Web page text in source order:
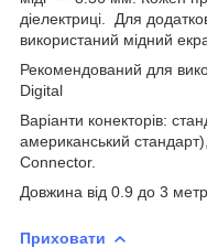
діелектриці. Для
використаний мідний
Рекомендований для
Digital
Варіанти конекторів:
американський
Connector.
Довжина від 0.9 до 3
Приховати